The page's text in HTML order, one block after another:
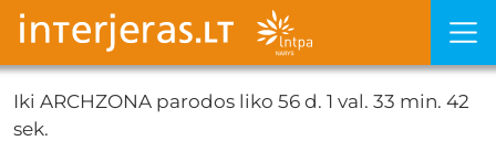
Iki ARCHZONA parodos liko 56 d. 1 val. 33 min. 42
sek.